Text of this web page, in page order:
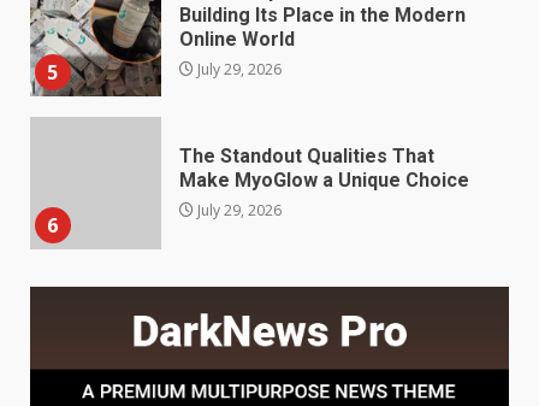
6
Make MyoGlow a Unique Choice
7
Choosing a Portable Power
Station for Camping: Key
Features and Buying Tips
July 28, 2026
1
Baking Soda Trick for Weight
Loss: The Truthful Guide to
Understanding Its Benefits and
August 4, 2026